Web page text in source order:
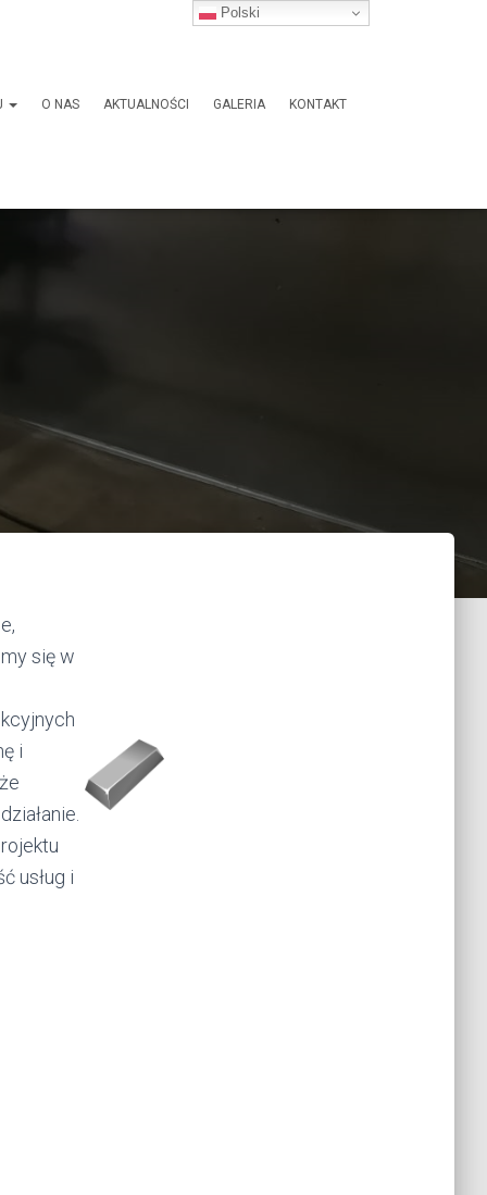
O NAS AKTUALNOŚCI GALERIA KONTAKT
się w
i
usług i
Polski